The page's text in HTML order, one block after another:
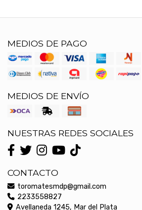
MEDIOS DE PAGO
MEDIOS DE ENVÍO
NUESTRAS REDES SOCIALES
CONTACTO
toromatesmdp@gmail.com
2233558827
Avellaneda 1245, Mar del Plata